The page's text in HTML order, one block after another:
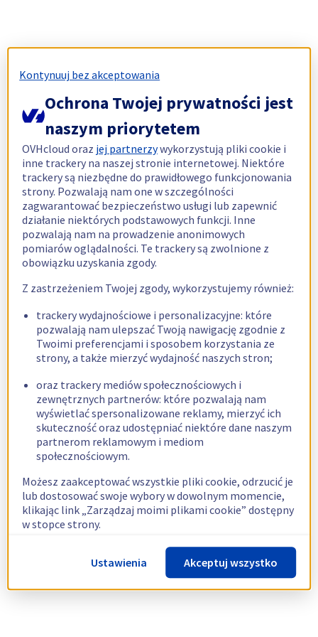
Kontynuuj bez akceptowania
Ochrona Twojej prywatności jest
naszym priorytetem
OVHcloud oraz jej partnerzywykorzystują pliki cookie i
inne trackery na naszej stronie internetowej. Niektóre
trackery są niezbędne do prawidłowego funkcjonowania
strony. Pozwalają nam one w szczególności
zagwarantować bezpieczeństwo usługi lub zapewnić
działanie niektórych podstawowych funkcji. Inne
pozwalają nam na prowadzenie anonimowych
pomiarów oglądalności. Te trackery są zwolnione z
obowiązku uzyskania zgody.
Z zastrzeżeniem Twojej zgody, wykorzystujemy również:
trackery wydajnościowe i personalizacyjne: które
pozwalają nam ulepszać Twoją nawigację zgodnie z
Twoimi preferencjami i sposobem korzystania ze
strony, a także mierzyć wydajność naszych stron;
oraz trackery mediów społecznościowych i
zewnętrznych partnerów: które pozwalają nam
wyświetlać spersonalizowane reklamy, mierzyć ich
skuteczność oraz udostępniać niektóre dane naszym
partnerom reklamowym i mediom
społecznościowym.
Możesz zaakceptować wszystkie pliki cookie, odrzucić je
lub dostosować swoje wybory w dowolnym momencie,
klikając link „Zarządzaj moimi plikami cookie” dostępny
w stopce strony.
Więcej informacji znajdziesz w naszejpolityce
dotyczącej wykorzystywania plików cookie.
Ustawienia Akceptuj wszystko